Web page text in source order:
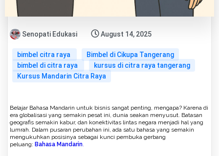
Senopati Edukasi August 14, 2025
bimbel citra raya
Bimbel di Cikupa Tangerang
bimbel di citra raya
kursus di citra raya tangerang
Kursus Mandarin Citra Raya
Belajar Bahasa Mandarin untuk bisnis sangat penting, mengapa? Karena di
era globalisasi yang semakin pesat ini, dunia seakan menyusut. Batasan
geografis semakin kabur, dan konektivitas lintas negara menjadi hal yang
lumrah. Dalam pusaran perubahan ini, ada satu bahasa yang semakin
mengukuhkan posisinya sebagai kunci pembuka gerbang
peluang: Bahasa Mandarin.